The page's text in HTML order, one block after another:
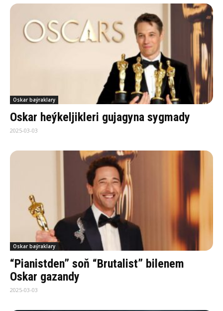
Oskar baýraklary
Oskar heýkeljikleri gujagyna sygmady
2025-03-03
Oskar baýraklary
“Pianistden” soň “Brutalist” bilenem
Oskar gazandy
2025-03-03